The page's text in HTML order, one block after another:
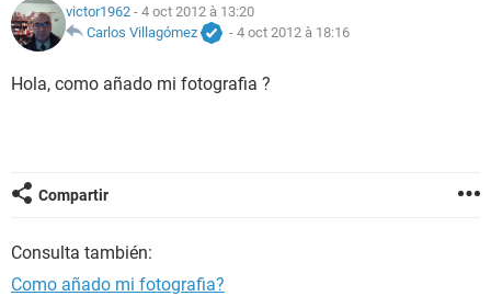
victor1962 - 4 oct 2012 à 13:20
Carlos Villagómez
- 4 oct 2012 à 18:16
Hola, como añado mi fotografia ?
Compartir
Consulta también:
Como añado mi fotografia?